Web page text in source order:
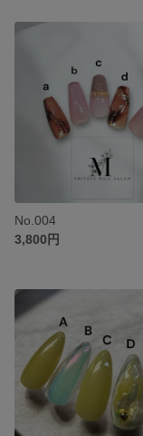
No.004
3,800円